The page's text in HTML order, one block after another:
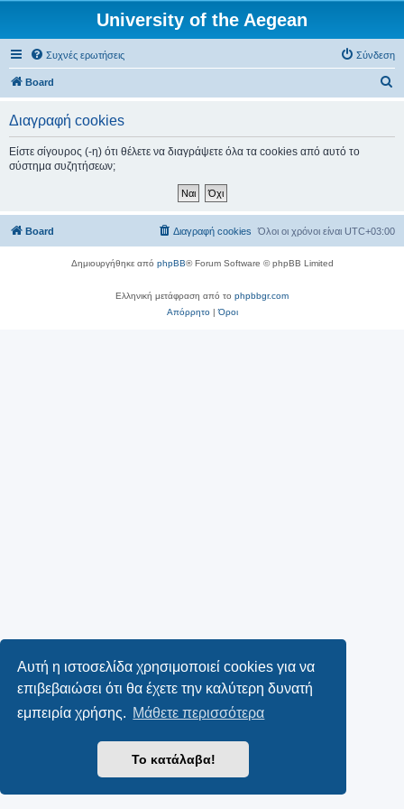
Αυτή η ιστοσελίδα χρησιμοποιεί cookies για να
επιβεβαιώσει ότι θα έχετε την καλύτερη δυνατή
εμπειρία χρήσης. Μάθετε περισσότερα
Το κατάλαβα!
University of the Aegean
Συχνές ερωτήσεις Σύνδεση
Board
σ
Διαγραφή cookies
Είστε σίγουρος (-η) ότι θέλετε να διαγράψετε όλα τα cookies από αυτό το
σύστημα συζητήσεων;
Board Όλοι οι χρόνοι είναι UTC+03:00
Διαγραφή cookies
Δημιουργήθηκε από phpBB® Forum Software © phpBB Limited
Ελληνική μετάφραση από το phpbbgr.com
Απόρρητο|Όροι